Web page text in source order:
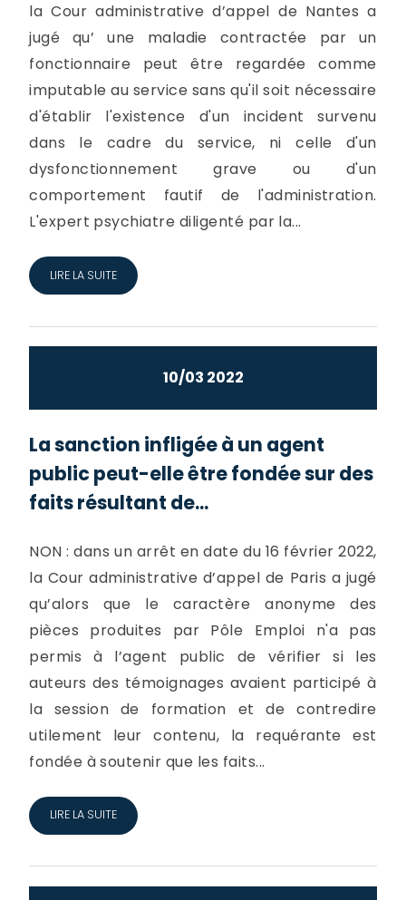
la Cour administrative d’appel de Nantes a
jugé qu’ une maladie contractée par un
fonctionnaire peut être regardée comme
imputable au service sans qu'il soit nécessaire
d'établir l'existence d'un incident survenu
dans le cadre du service, ni celle d'un
dysfonctionnement grave ou d'un
comportement fautif de l'administration.
L'expert psychiatre diligenté par la...
LIRE LA SUITE
10/03 2022
La sanction infligée à un agent
public peut-elle être fondée sur des
faits résultant de...
NON : dans un arrêt en date du 16 février 2022,
la Cour administrative d’appel de Paris a jugé
qu’alors que le caractère anonyme des
pièces produites par Pôle Emploi n'a pas
permis à l’agent public de vérifier si les
auteurs des témoignages avaient participé à
la session de formation et de contredire
utilement leur contenu, la requérante est
fondée à soutenir que les faits...
LIRE LA SUITE